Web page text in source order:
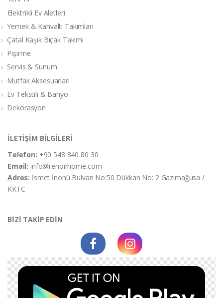
Elektrikli Ev Aletleri
Yemek & Kahvaltı Takımları
Çatal Kaşık Bıçak Takımı
Pişirme
Servis & Sunum
Mutfak Aksesuarları
Ev Tekstili & Banyo
Dekorasyon
İLETİŞİM BİLGİLERİ
Telefon: +90 548 840 80 30
Email:info@renoirhome.com
Adres: İsmet İnonü Bulvarı No:50 Dükkan No: 2 Gazimağusa /
KKTC
BİZİ TAKİP EDİN